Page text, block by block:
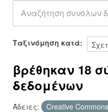
Ομάδες
Σχετικά
Ταξινόμηση κατά
βρέθηκαν 18
δεδομένων
Άδειες: Creative